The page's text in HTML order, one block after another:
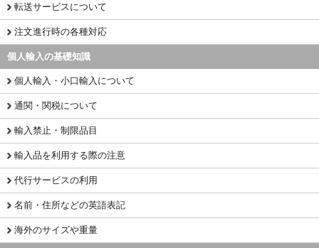
転送サービスについて
注文進行時の各種対応
個人輸入の基礎知識
個人輸入・小口輸入について
通関・関税について
輸入禁止・制限品目
輸入品を利用する際の注意
代行サービスの利用
名前・住所などの英語表記
海外のサイズや重量